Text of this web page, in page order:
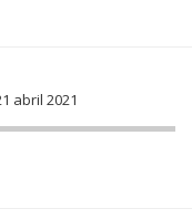
abril 2021